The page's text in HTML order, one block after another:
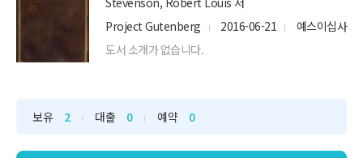
Project Gutenberg
2016-06-21
예스이십사
도서 소개가 없습니다.
보유 2 대출 0 예약 0